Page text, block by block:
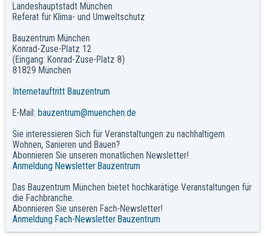
Landeshauptstadt München
Referat für Klima- und Umweltschutz
Bauzentrum München
Konrad-Zuse-Platz 12
(Eingang: Konrad-Zuse-Platz 8)
81829 München
Internetauftritt Bauzentrum
E-Mail: bauzentrum@muenchen.de
Sie interessieren Sich für Veranstaltungen zu nachhaltigem
Wohnen, Sanieren und Bauen?
Abonnieren Sie unseren monatlichen Newsletter!
Anmeldung Newsletter Bauzentrum
Das Bauzentrum München bietet hochkarätige Veranstaltungen für
die Fachbranche.
Abonnieren Sie unseren Fach-Newsletter!
Anmeldung Fach-Newsletter Bauzentrum